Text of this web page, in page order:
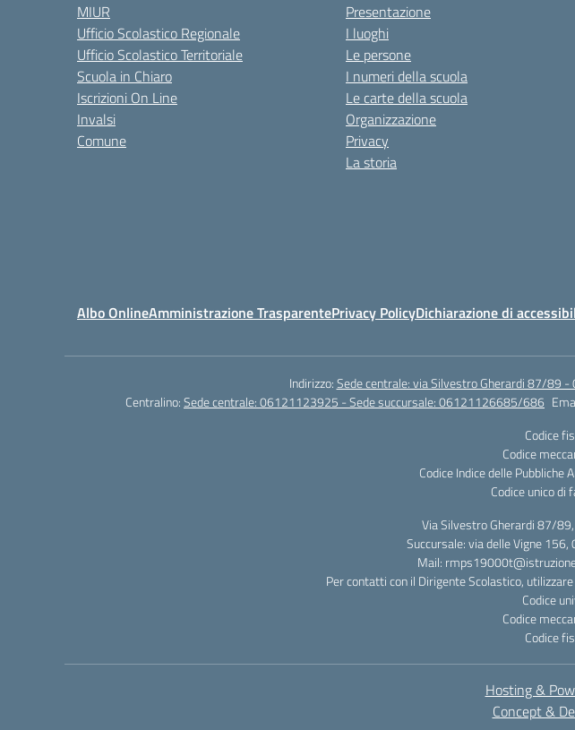
MIUR
Ufficio Scolastico Regionale
Ufficio Scolastico Territoriale
Scuola in Chiaro
Iscrizioni On Line
Invalsi
Comune
Presentazione
I luoghi
Le persone
I numeri della scuola
Le carte della scuola
Organizzazione
Privacy
La storia
Albo OnlineAmministrazione TrasparentePrivacy PolicyDichiarazione di
Indirizzo:Sede centrale: via Silvestro Gherardi 87/89
Centralino:Sede centrale: 06121123925 - Sede succursale: 06121126685/686
Codice
Codice
Codice Indice delle
Codice unico di
Via Silvestro Gherardi 87/
Succursale: via delle Vigne
Mail:
Per contatti con il Dirigente Scolastico,
Codice
Codice
Codice
Hosting &
Concept &